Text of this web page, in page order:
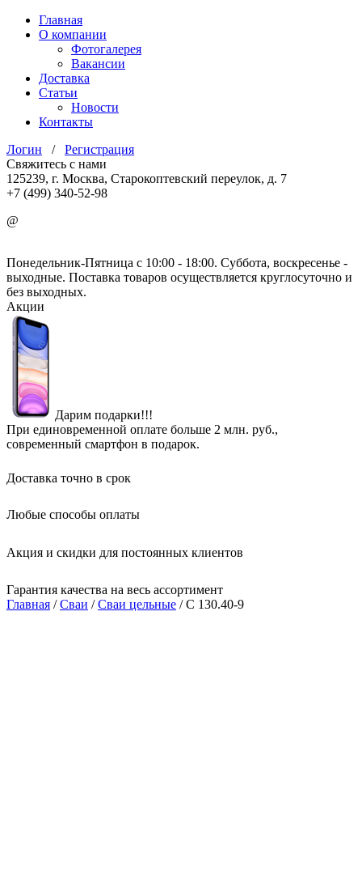
Главная
О компании
Фотогалерея
Вакансии
Доставка
Статьи
Новости
Контакты
Логин / Регистрация
Свяжитесь с нами
125239, г. Москва, Старокоптевский переулок, д. 7
+7 (499) 340-52-98
@
Понедельник-Пятница с 10:00 - 18:00. Суббота, воскресенье -
выходные. Поставка товаров осуществляется круглосуточно и
без выходных.
Акции
Дарим подарки!!!
При единовременной оплате больше 2 млн. руб.,
современный смартфон в подарок.
Доставка точно в срок
Любые способы оплаты
Акция и скидки для постоянных клиентов
Гарантия качества на весь ассортимент
Главная /Сваи /Сваи цельные / С 130.40-9